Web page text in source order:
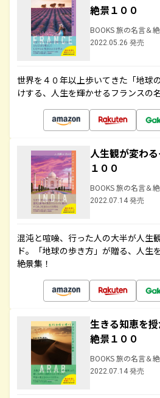
絶景１００
BOOKS 旅の名言＆
2022.05.26 発売
世界を４０年以上歩いてきた「地球
けする、人生を輝かせるフランスの
人生観が変わ
１００
BOOKS 旅の名言＆
2022.07.14 発売
混沌と喧噪、行った人の大半が人生
ド。「地球の歩き方」が贈る、人生
絶景集！
生きる知恵を
絶景１００
BOOKS 旅の名言＆
2022.07.14 発売